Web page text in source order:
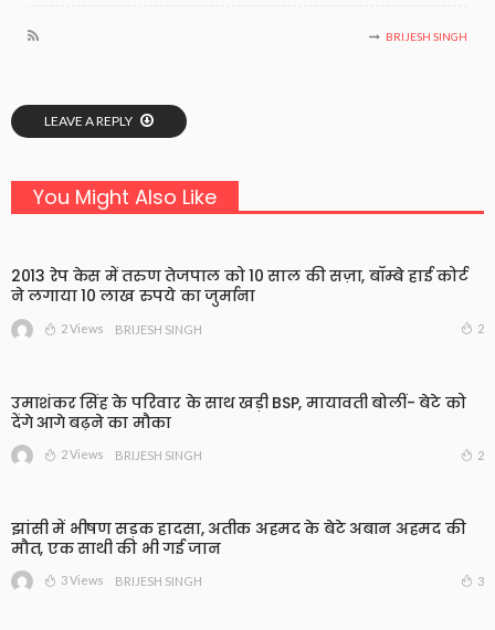
BRIJESH SINGH
LEAVE A REPLY
You Might Also Like
2013 रेप केस में तरुण तेजपाल को 10 साल की सज़ा, बॉम्बे हाई कोर्ट
ने लगाया 10 लाख रुपये का जुर्माना
2 Views BRIJESH SINGH 2
उमाशंकर सिंह के परिवार के साथ खड़ी BSP, मायावती बोलीं- बेटे को
देंगे आगे बढ़ने का मौका
2 Views BRIJESH SINGH 2
झांसी में भीषण सड़क हादसा, अतीक अहमद के बेटे अबान अहमद की
मौत, एक साथी की भी गई जान
3 Views BRIJESH SINGH 3